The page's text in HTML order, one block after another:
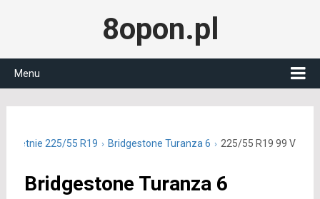
8opon.pl
Menu
letnie 225/55 R19 Bridgestone Turanza 6 225/55 R19 99 V
Bridgestone Turanza 6